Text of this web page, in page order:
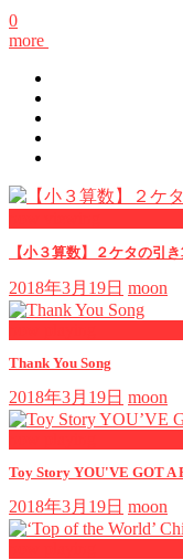
0
more
【小３算数】２ケタの引
2018年3月19日 moon
Thank You Song
2018年3月19日 moon
Toy Story YOU'VE GOT A
2018年3月19日 moon